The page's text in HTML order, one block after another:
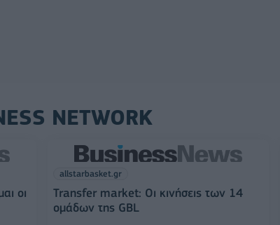
NETWORK
οι
allstarbasket.gr
Transfer market: Οι κινήσεις των 14
ομάδων της GBL